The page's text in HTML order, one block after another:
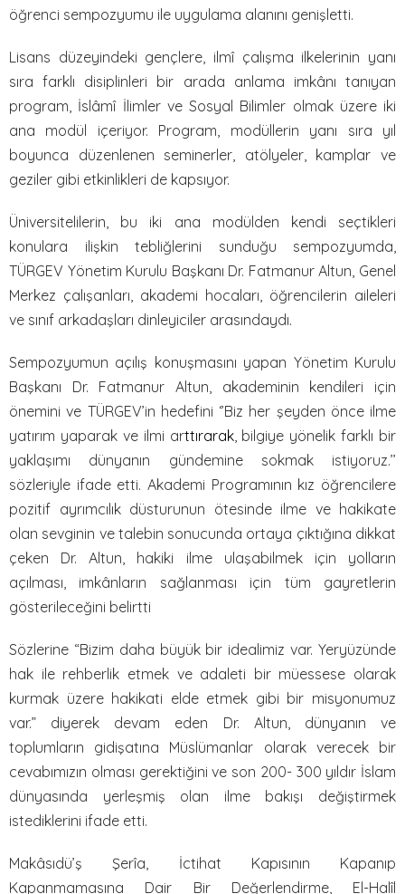
öğrenci sempozyumu ile uygulama alanını genişletti.
Lisans düzeyindeki gençlere, ilmî çalışma ilkelerinin yanı
sıra farklı disiplinleri bir arada anlama imkânı tanıyan
program, İslâmî İlimler ve Sosyal Bilimler olmak üzere iki
ana modül içeriyor. Program, modüllerin yanı sıra yıl
boyunca düzenlenen seminerler, atölyeler, kamplar ve
geziler gibi etkinlikleri de kapsıyor.
Üniversitelilerin, bu iki ana modülden kendi seçtikleri
konulara ilişkin tebliğlerini sunduğu sempozyumda,
TÜRGEV Yönetim Kurulu Başkanı Dr. Fatmanur Altun, Genel
Merkez çalışanları, akademi hocaları, öğrencilerin aileleri
ve sınıf arkadaşları dinleyiciler arasındaydı.
Sempozyumun açılış konuşmasını yapan Yönetim Kurulu
Başkanı Dr. Fatmanur Altun, akademinin kendileri için
önemini ve TÜRGEV’in hedefini ‘’Biz her şeyden önce ilme
yatırım yaparak ve ilmi arttırarak, bilgiye yönelik farklı bir
yaklaşımı dünyanın gündemine sokmak istiyoruz.’’
sözleriyle ifade etti. Akademi Programının kız öğrencilere
pozitif ayrımcılık düsturunun ötesinde ilme ve hakikate
olan sevginin ve talebin sonucunda ortaya çıktığına dikkat
çeken Dr. Altun, hakiki ilme ulaşabilmek için yolların
açılması, imkânların sağlanması için tüm gayretlerin
gösterileceğini belirtti
Sözlerine “Bizim daha büyük bir idealimiz var. Yeryüzünde
hak ile rehberlik etmek ve adaleti bir müessese olarak
kurmak üzere hakikati elde etmek gibi bir misyonumuz
var.” diyerek devam eden Dr. Altun, dünyanın ve
toplumların gidişatına Müslümanlar olarak verecek bir
cevabımızın olması gerektiğini ve son 200- 300 yıldır İslam
dünyasında yerleşmiş olan ilme bakışı değiştirmek
istediklerini ifade etti.
Makâsıdü’ş Şerîa, İctihat Kapısının Kapanıp
Kapanmamasına Dair Bir Değerlendirme, El-Halîl